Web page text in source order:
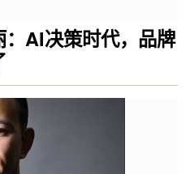
AI决策时代，品牌